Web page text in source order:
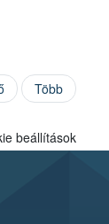
Több
beállítások